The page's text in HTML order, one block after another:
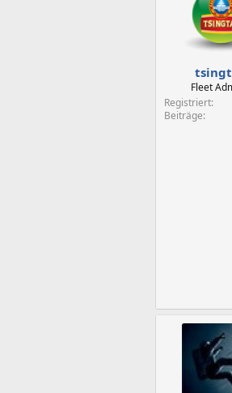
Fleet
Registriert
Beiträge